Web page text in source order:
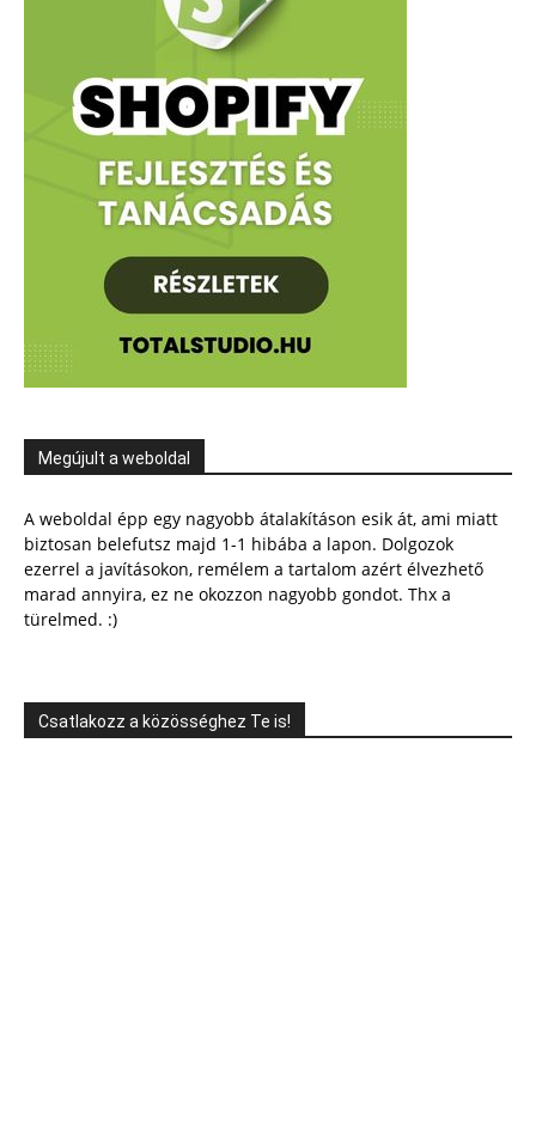
Megújult a weboldal
A weboldal épp egy nagyobb átalakításon esik át, ami miatt
biztosan belefutsz majd 1-1 hibába a lapon. Dolgozok
ezerrel a javításokon, remélem a tartalom azért élvezhető
marad annyira, ez ne okozzon nagyobb gondot. Thx a
türelmed. :)
Csatlakozz a közösséghez Te is!